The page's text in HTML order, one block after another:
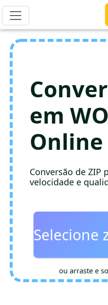
em
Online
Conversão de ZIP
velocidade e
Selecione
ou arraste e